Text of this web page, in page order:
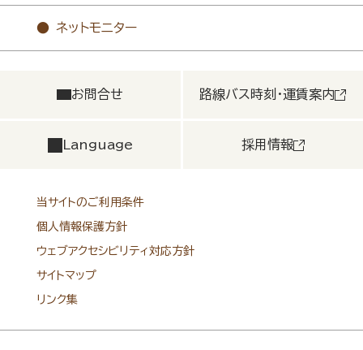
ネットモニター
お問合せ 路線バス時刻・運賃案内
Language 採用情報
当サイトのご利用条件
個人情報保護方針
ウェブアクセシビリティ対応方針
サイトマップ
リンク集